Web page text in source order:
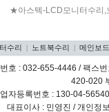
★아스텍-LCD모니터수리,
수리 | 노트북수리 | 메인보
호 : 032-655-4446 / 팩스
420-020
자등록번호 : 130-04-
대표이사 : 민영진 / 개인정